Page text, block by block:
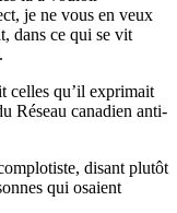
je ne vous en veux
dans ce qui se vit
celles qu’il exprimait
Réseau canadien anti-
disant plutôt
qui osaient